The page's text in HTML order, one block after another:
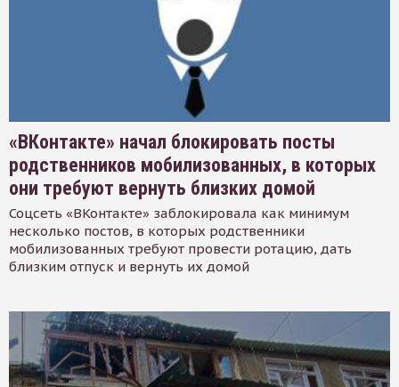
«ВКонтакте» начал блокировать посты
родственников мобилизованных, в которых
они требуют вернуть близких домой
Соцсеть «ВКонтакте» заблокировала как минимум
несколько постов, в которых родственники
мобилизованных требуют провести ротацию, дать
близким отпуск и вернуть их домой